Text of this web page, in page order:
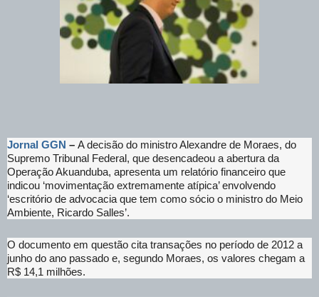
Jornal GGN – A decisão do ministro Alexandre de Moraes, do
Supremo Tribunal Federal, que desencadeou a abertura da
Operação Akuanduba, apresenta um relatório financeiro que
indicou ‘movimentação extremamente atípica’ envolvendo
‘escritório de advocacia que tem como sócio o ministro do Meio
Ambiente, Ricardo Salles’.
O documento em questão cita transações no período de 2012 a
junho do ano passado e, segundo Moraes, os valores chegam a
R$ 14,1 milhões.